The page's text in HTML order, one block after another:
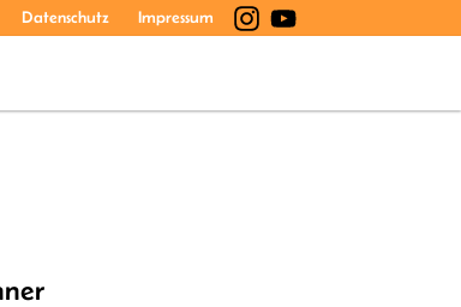
Datenschutz Impressum